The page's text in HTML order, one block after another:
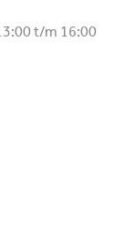
t/m 16:00